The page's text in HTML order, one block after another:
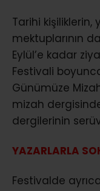
Tarihi kişiliklerin,
mektuplarının
Eylül’e kadar
Festivali
Günümüze
mizah
dergilerinin
YAZARLARLA
Festivalde